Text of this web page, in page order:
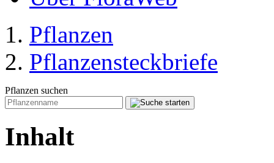
Pflanzen
Pflanzensteckbriefe
Pflanzen suchen
Inhalt